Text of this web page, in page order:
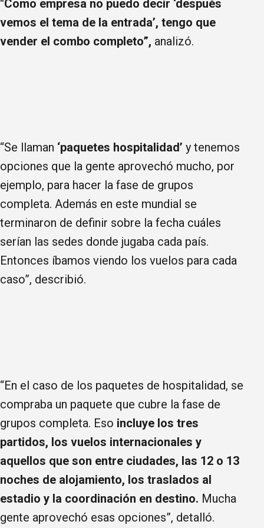
"Como empresa no puedo decir ‘después
vemos el tema de la entrada’, tengo que
vender el combo completo”, analizó.
“Se llaman ‘paquetes hospitalidad’ y tenemos
opciones que la gente aprovechó mucho, por
ejemplo, para hacer la fase de grupos
completa. Además en este mundial se
terminaron de definir sobre la fecha cuáles
serían las sedes donde jugaba cada país.
Entonces íbamos viendo los vuelos para cada
caso”, describió.
“En el caso de los paquetes de hospitalidad, se
compraba un paquete que cubre la fase de
grupos completa. Eso incluye los tres
partidos, los vuelos internacionales y
aquellos que son entre ciudades, las 12 o 13
noches de alojamiento, los traslados al
estadio y la coordinación en destino. Mucha
gente aprovechó esas opciones”, detalló.